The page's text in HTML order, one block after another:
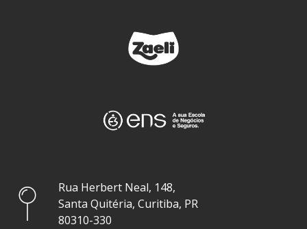
Rua Herbert Neal, 148,
Santa Quitéria, Curitiba, PR
80310-330